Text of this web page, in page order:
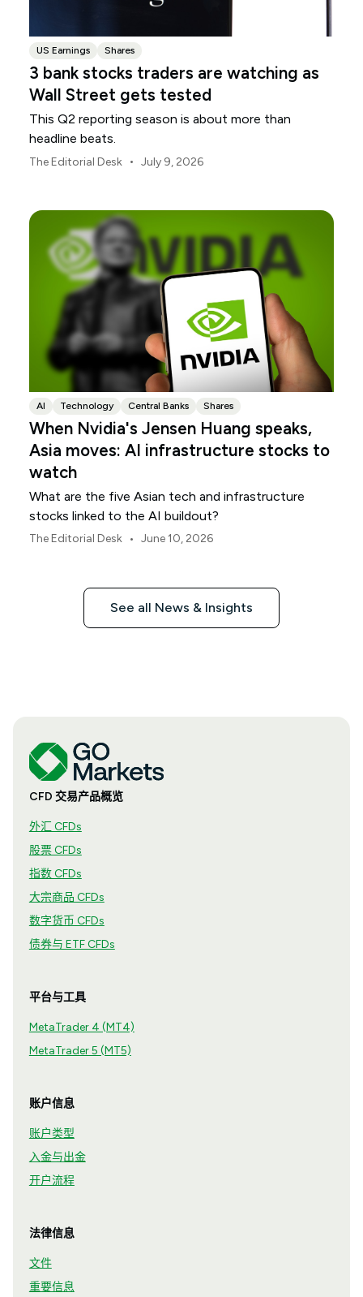
US Earnings Shares
3 bank stocks traders are watching as
Wall Street gets tested
This Q2 reporting season is about more than
headline beats.
The Editorial Desk • July 9, 2026
AI Technology Central Banks Shares
When Nvidia's Jensen Huang speaks,
Asia moves: AI infrastructure stocks to
watch
What are the five Asian tech and infrastructure
stocks linked to the AI buildout?
The Editorial Desk • June 10, 2026
See all News & Insights
CFD 交易产品概览
外汇 CFDs
股票 CFDs
指数 CFDs
大宗商品 CFDs
数字货币 CFDs
债券与 ETF CFDs
平台与工具
MetaTrader 4 (MT4)
MetaTrader 5 (MT5)
账户信息
账户类型
入金与出金
开户流程
法律信息
文件
重要信息